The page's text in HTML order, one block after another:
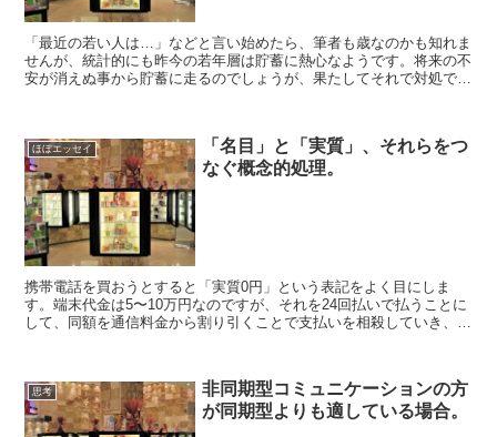
「最近の若い人は…」などと言い始めたら、筆者も歳なのかも知れま
せんが、統計的にも昨今の若年層は貯蓄に熱心なようです。将来の不
安が消えぬ事から貯蓄に走るのでしょうが、果たしてそれで対処でき
ほぼエッセイ
「名目」と「実質」、それらをつ
なぐ概念的処理。
携帯電話を買おうとすると「実質0円」という表記をよく目にしま
す。端末代金は5〜10万円なのですが、それを24回払いで払うことに
して、同額を通信料金から割り引くことで支払いを相殺していき、2
思考
非同期型コミュニケーションの方
が同期型よりも適している場合。